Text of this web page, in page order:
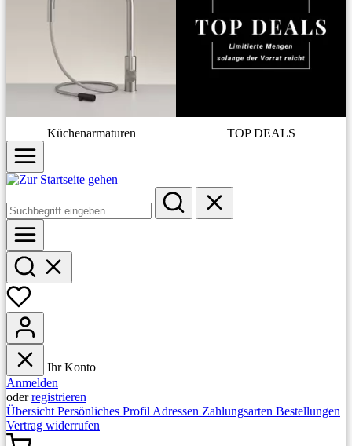
Küchenarmaturen TOP DEALS
Ihr Konto
Anmelden
oderregistrieren
Übersicht Persönliches Profil Adressen Zahlungsarten Bestellungen
Vertrag widerrufen